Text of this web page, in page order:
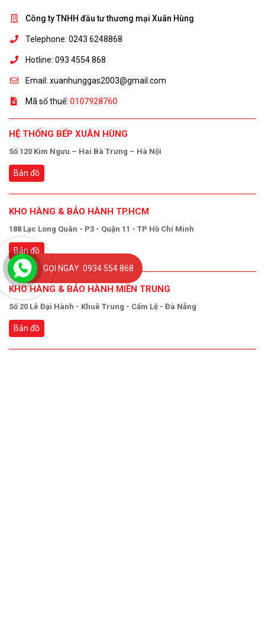
Công ty TNHH đầu tư thương mại Xuân Hùng
Telephone: 0243 6248868
Hotline: 093 4554 868
Email: xuanhunggas2003@gmail.com
Mã số thuế: 0107928760
HỆ THỐNG BẾP XUÂN HÙNG
Số 120 Kim Ngưu – Hai Bà Trưng – Hà Nội
Bản đồ
KHO HÀNG & BẢO HÀNH TP.HCM
188 Lạc Long Quân - P3 - Quận 11 - TP Hồ Chí Minh
Bản đồ
KHO HÀNG & BẢO HÀNH MIỀN TRUNG
Số 20 Lê Đại Hành - Khuê Trung - Cẩm Lệ - Đà Nẵng
Bản đồ
GỌI NGAY: 0934 554 868